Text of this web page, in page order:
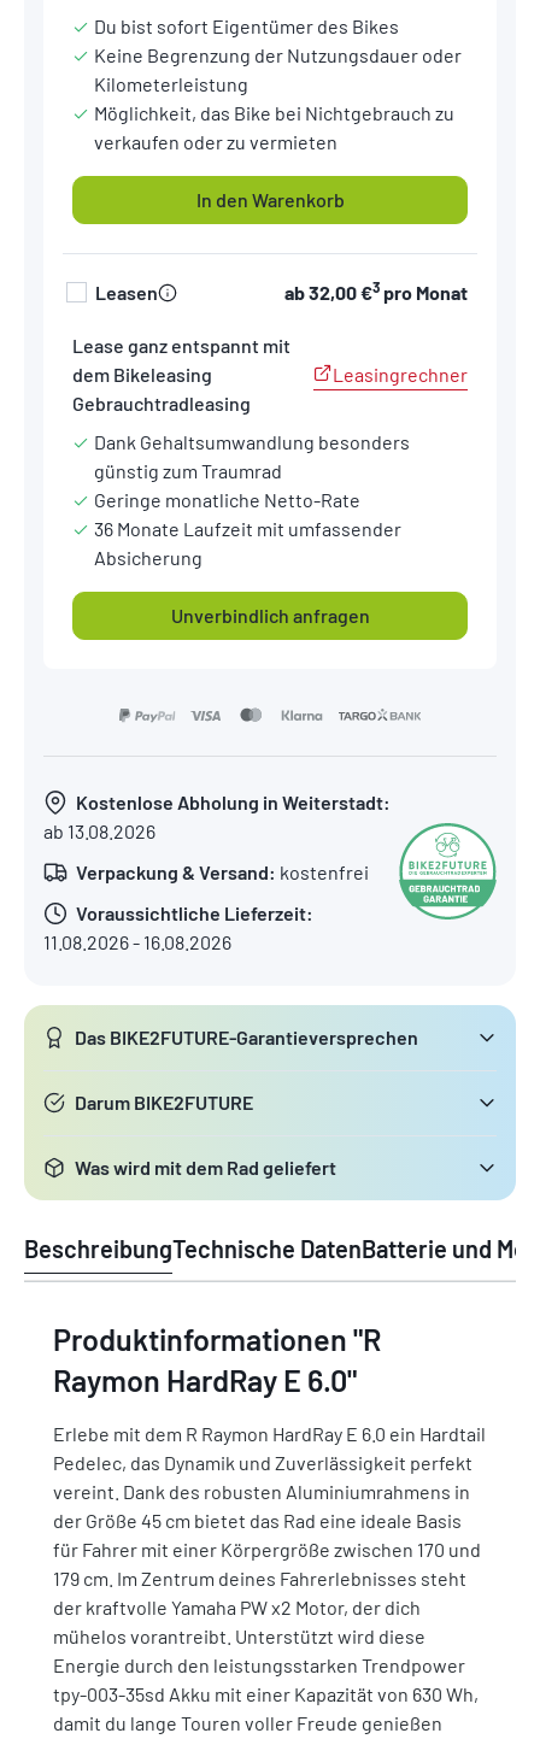
Du bist sofort Eigentümer des Bikes
Keine Begrenzung der Nutzungsdauer oder
Kilometerleistung
Möglichkeit, das Bike bei Nichtgebrauch zu
verkaufen oder zu vermieten
In den Warenkorb
Leasen ab32,00 €3 pro Monat
Lease ganz entspannt mit
dem Bikeleasing
Gebrauchtradleasing
Leasingrechner
Dank Gehaltsumwandlung besonders
günstig zum Traumrad
Geringe monatliche Netto-Rate
36 Monate Laufzeit mit umfassender
Absicherung
Unverbindlich anfragen
Kostenlose Abholung in Weiterstadt:
ab 13.08.2026
Verpackung & Versand: kostenfrei
Voraussichtliche Lieferzeit:
11.08.2026 - 16.08.2026
Das BIKE2FUTURE-Garantieversprechen
Darum BIKE2FUTURE
Was wird mit dem Rad geliefert
BeschreibungTechnische DatenBatterie und
Produktinformationen "R
Raymon HardRay E 6.0"
Erlebe mit dem R Raymon HardRay E 6.0 ein Hardtail
Pedelec, das Dynamik und Zuverlässigkeit perfekt
vereint. Dank des robusten Aluminiumrahmens in
der Größe 45 cm bietet das Rad eine ideale Basis
für Fahrer mit einer Körpergröße zwischen 170 und
179 cm. Im Zentrum deines Fahrerlebnisses steht
der kraftvolle Yamaha PW x2 Motor, der dich
mühelos vorantreibt. Unterstützt wird diese
Energie durch den leistungsstarken Trendpower
tpy-003-35sd Akku mit einer Kapazität von 630 Wh,
damit du lange Touren voller Freude genießen